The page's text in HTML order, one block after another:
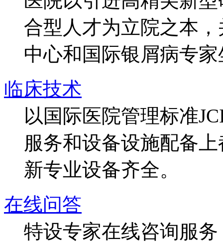
合型人才为立院之本
中心和国际银屑病专
临床技术
以国际医院管理标准
服务和设备设施配备
新专业设备齐全。
在线问答
特设专家在线咨询服